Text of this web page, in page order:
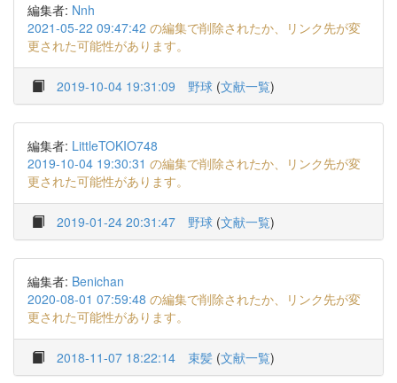
編集者: Nnh
2021-05-22 09:47:42 の編集で削除されたか、リンク先が変
更された可能性があります。
2019-10-04 19:31:09 野球 (文献一覧)
編集者: LittleTOKIO748
2019-10-04 19:30:31 の編集で削除されたか、リンク先が変
更された可能性があります。
2019-01-24 20:31:47 野球 (文献一覧)
編集者: Benichan
2020-08-01 07:59:48 の編集で削除されたか、リンク先が変
更された可能性があります。
2018-11-07 18:22:14 束髪 (文献一覧)